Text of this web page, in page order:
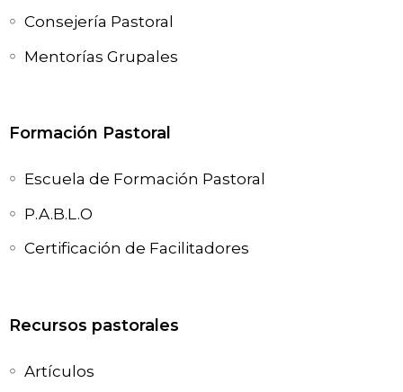
Consejería Pastoral
Mentorías Grupales
Formación Pastoral
Escuela de Formación Pastoral
P.A.B.L.O
Certificación de Facilitadores
Recursos pastorales
Artículos